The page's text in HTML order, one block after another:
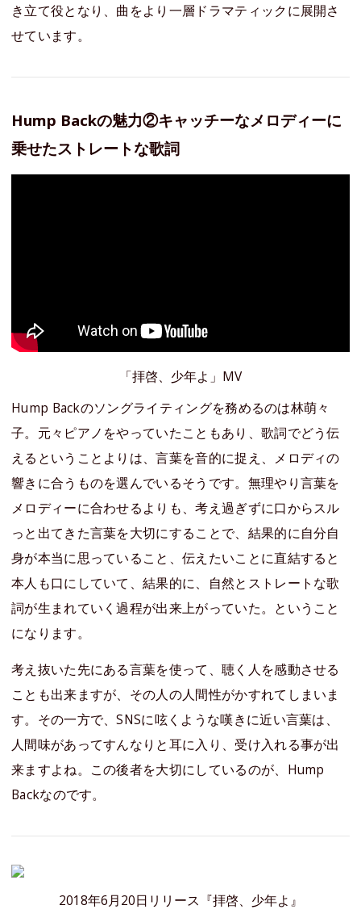
き立て役となり、曲をより一層ドラマティックに展開さ
せています。
Hump Backの魅力②キャッチーなメロディーに
乗せたストレートな歌詞
「拝啓、少年よ」MV
Hump Backのソングライティングを務めるのは林萌々
子。元々ピアノをやっていたこともあり、歌詞でどう伝
えるということよりは、言葉を音的に捉え、メロディの
響きに合うものを選んでいるそうです。無理やり言葉を
メロディーに合わせるよりも、考え過ぎずに口からスル
っと出てきた言葉を大切にすることで、結果的に自分自
身が本当に思っていること、伝えたいことに直結すると
本人も口にしていて、結果的に、自然とストレートな歌
詞が生まれていく過程が出来上がっていた。ということ
になります。
考え抜いた先にある言葉を使って、聴く人を感動させる
ことも出来ますが、その人の人間性がかすれてしまいま
す。その一方で、SNSに呟くような嘆きに近い言葉は、
人間味があってすんなりと耳に入り、受け入れる事が出
来ますよね。この後者を大切にしているのが、Hump
Backなのです。
2018年6月20日リリース『拝啓、少年よ』